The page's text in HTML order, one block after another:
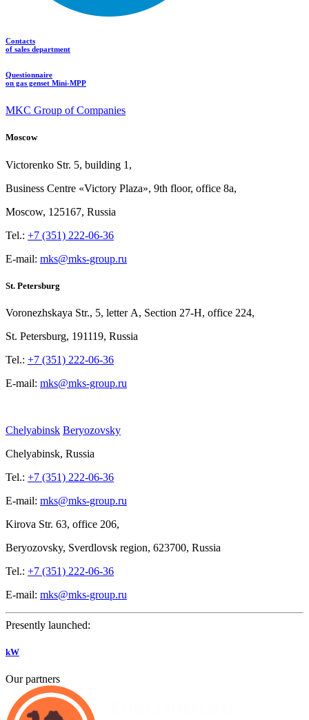
Contacts
of sales department
Questionnaire
on gas genset Mini-MPP
MKC Group of Companies
Moscow
Victorenko Str. 5, building 1,
Business Centre «Victory Plaza», 9th floor, office 8a,
Moscow, 125167, Russia
Tel.: +7 (351) 222-06-36
E-mail: mks@mks-group.ru
St. Petersburg
Voronezhskaya Str., 5, letter A, Section 27-Н, office 224,
St. Petersburg, 191119, Russia
Tel.: +7 (351) 222-06-36
E-mail: mks@mks-group.ru
Chelyabinsk Beryozovsky
Chelyabinsk, Russia
Tel.: +7 (351) 222-06-36
E-mail: mks@mks-group.ru
Kirova Str. 63, office 206,
Beryozovsky, Sverdlovsk region, 623700, Russia
Tel.: +7 (351) 222-06-36
E-mail: mks@mks-group.ru
Presently launched:
kW
Our partners